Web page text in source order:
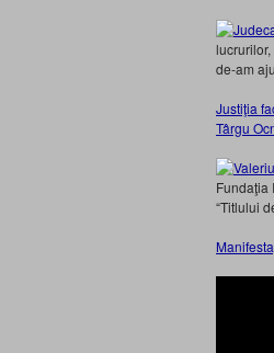
de-am
Justiţia
Târgu
Fundaţia
“Titlului